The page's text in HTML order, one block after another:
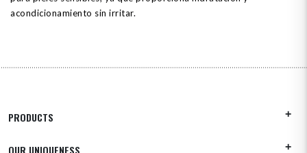
acondicionamiento sin irritar.
PRODUCTS